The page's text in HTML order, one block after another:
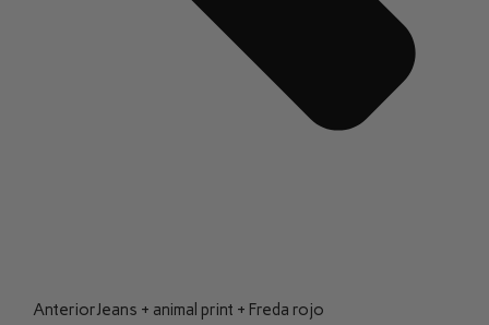
AnteriorJeans + animal print + Freda rojo